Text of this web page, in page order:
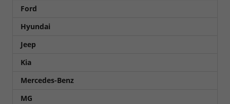
Ford
Hyundai
Jeep
Kia
Mercedes-Benz
MG